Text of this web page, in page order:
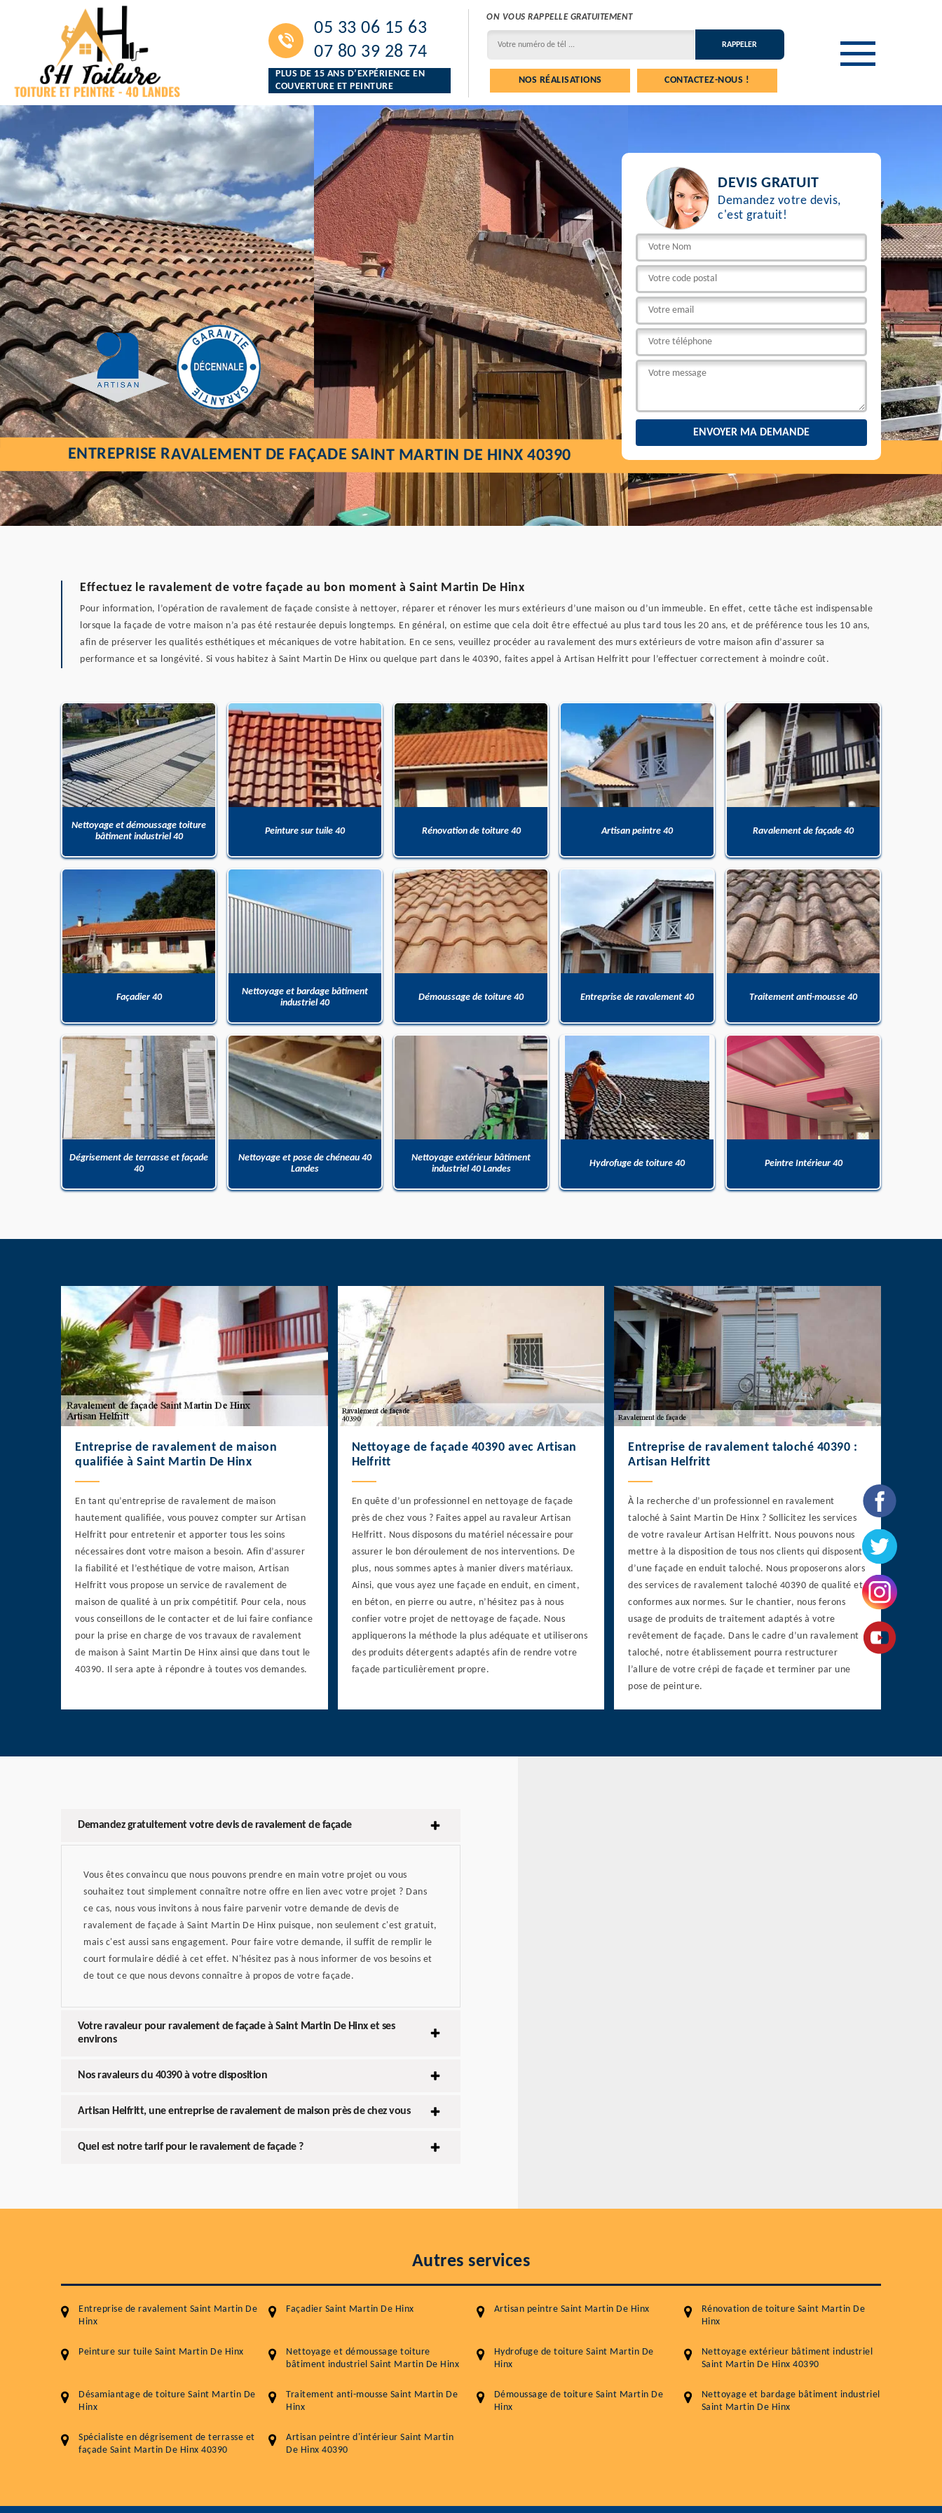
05 33 06 15 63
07 80 39 28 74
PLUS DE 15 ANS D’EXPÉRIENCE EN
COUVERTURE ET PEINTURE
ON VOUS RAPPELLE GRATUITEMENT
NOS RÉALISATIONS CONTACTEZ-NOUS !
DEVIS GRATUIT
Demandez votre devis,
c'est gratuit!
ENTREPRISE RAVALEMENT DE FAÇADE SAINT MARTIN DE HINX 40390
Effectuez le ravalement de votre façade au bon moment à Saint Martin De Hinx
Pour information, l’opération de ravalement de façade consiste à nettoyer, réparer et rénover les murs extérieurs d’une maison ou d’un immeuble. En effet, cette tâche est indispensable
lorsque la façade de votre maison n’a pas été restaurée depuis longtemps. En général, on estime que cela doit être effectué au plus tard tous les 20 ans, et de préférence tous les 10 ans,
afin de préserver les qualités esthétiques et mécaniques de votre habitation. En ce sens, veuillez procéder au ravalement des murs extérieurs de votre maison afin d’assurer sa
performance et sa longévité. Si vous habitez à Saint Martin De Hinx ou quelque part dans le 40390, faites appel à Artisan Helfritt pour l’effectuer correctement à moindre coût.
Nettoyage et démoussage toiture
bâtiment industriel 40
Peinture sur tuile 40 Rénovation de toiture 40 Artisan peintre 40 Ravalement de façade 40
Façadier 40
Nettoyage et bardage bâtiment
industriel 40
Démoussage de toiture 40 Entreprise de ravalement 40 Traitement anti-mousse 40
Dégrisement de terrasse et façade
40
Nettoyage et pose de chéneau 40
Landes
Nettoyage extérieur bâtiment
industriel 40 Landes
Hydrofuge de toiture 40 Peintre Intérieur 40
Entreprise de ravalement de maison
qualifiée à Saint Martin De Hinx
En tant qu’entreprise de ravalement de maison
hautement qualifiée, vous pouvez compter sur Artisan
Helfritt pour entretenir et apporter tous les soins
nécessaires dont votre maison a besoin. Afin d’assurer
la fiabilité et l’esthétique de votre maison, Artisan
Helfritt vous propose un service de ravalement de
maison de qualité à un prix compétitif. Pour cela, nous
vous conseillons de le contacter et de lui faire confiance
pour la prise en charge de vos travaux de ravalement
de maison à Saint Martin De Hinx ainsi que dans tout le
40390. Il sera apte à répondre à toutes vos demandes.
Nettoyage de façade 40390 avec Artisan
Helfritt
En quête d’un professionnel en nettoyage de façade
près de chez vous ? Faites appel au ravaleur Artisan
Helfritt. Nous disposons du matériel nécessaire pour
assurer le bon déroulement de nos interventions. De
plus, nous sommes aptes à manier divers matériaux.
Ainsi, que vous ayez une façade en enduit, en ciment,
en béton, en pierre ou autre, n’hésitez pas à nous
confier votre projet de nettoyage de façade. Nous
appliquerons la méthode la plus adéquate et utiliserons
des produits détergents adaptés afin de rendre votre
façade particulièrement propre.
Entreprise de ravalement taloché 40390 :
Artisan Helfritt
À la recherche d’un professionnel en ravalement
taloché à Saint Martin De Hinx ? Sollicitez les services
de votre ravaleur Artisan Helfritt. Nous pouvons nous
mettre à la disposition de tous nos clients qui disposent
d’une façade en enduit taloché. Nous proposerons alors
des services de ravalement taloché 40390 de qualité et
conformes aux normes. Sur le chantier, nous ferons
usage de produits de traitement adaptés à votre
revêtement de façade. Dans le cadre d’un ravalement
taloché, notre établissement pourra restructurer
l’allure de votre crépi de façade et terminer par une
pose de peinture.
Demandez gratuitement votre devis de ravalement de façade
Vous êtes convaincu que nous pouvons prendre en main votre projet ou vous
souhaitez tout simplement connaître notre offre en lien avec votre projet ? Dans
ce cas, nous vous invitons à nous faire parvenir votre demande de devis de
ravalement de façade à Saint Martin De Hinx puisque, non seulement c'est gratuit,
mais c'est aussi sans engagement. Pour faire votre demande, il suffit de remplir le
court formulaire dédié à cet effet. N'hésitez pas à nous informer de vos besoins et
de tout ce que nous devons connaître à propos de votre façade.
Votre ravaleur pour ravalement de façade à Saint Martin De Hinx et ses
environs
Nos ravaleurs du 40390 à votre disposition
Artisan Helfritt, une entreprise de ravalement de maison près de chez vous
Quel est notre tarif pour le ravalement de façade ?
Autres services
Entreprise de ravalement Saint Martin De
Hinx
Façadier Saint Martin De Hinx Artisan peintre Saint Martin De Hinx
Rénovation de toiture Saint Martin De
Hinx
Peinture sur tuile Saint Martin De Hinx
Nettoyage et démoussage toiture
bâtiment industriel Saint Martin De Hinx
Hydrofuge de toiture Saint Martin De
Hinx
Nettoyage extérieur bâtiment industriel
Saint Martin De Hinx 40390
Désamiantage de toiture Saint Martin De
Hinx
Traitement anti-mousse Saint Martin De
Hinx
Démoussage de toiture Saint Martin De
Hinx
Nettoyage et bardage bâtiment industriel
Saint Martin De Hinx
Spécialiste en dégrisement de terrasse et
façade Saint Martin De Hinx 40390
Artisan peintre d'intérieur Saint Martin
De Hinx 40390
5.0 (118avis)
Artisant local recommander
05 33 06 15 63
76 chemin de la Source 40180